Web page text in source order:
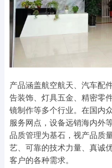
产品涵盖航空航天、汽车配
告装饰、灯具五金、精密零
镜制作等多个行业。在国内
服务网点，设备远销海内外
品质管理为基石，视产品质
艺、可靠的技术力量、真诚
客户的各种需求。